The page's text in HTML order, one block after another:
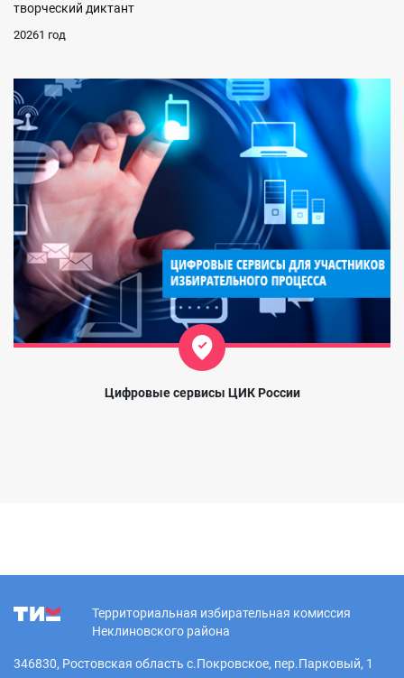
творческий диктант
20261 год
Цифровые сервисы ЦИК России
Территориальная избирательная комиссия
Неклиновского района
346830, Ростовская область с.Покровское, пер.Парковый, 1